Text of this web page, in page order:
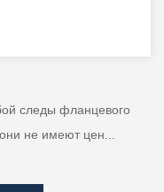
следы фланцевого
не имеют цен...